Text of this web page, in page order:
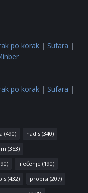
po korak | Sufara |
po korak | Sufara |
(490) hadis (340)
(353)
liječenje (190)
(432) propisi (207)